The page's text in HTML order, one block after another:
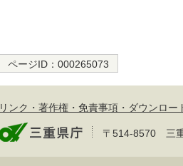
ページID： 000265073
リンク・著作権・免責事項・ダウンロー
〒514-8570 三